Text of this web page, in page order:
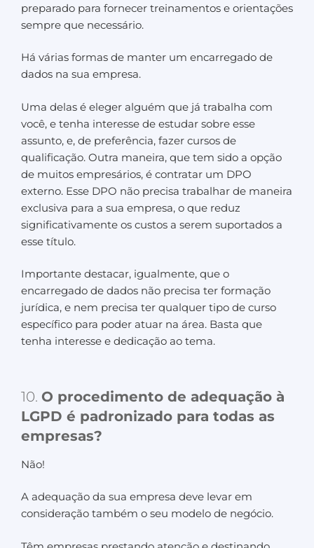
preparado para fornecer treinamentos e orientações
sempre que necessário.
Há várias formas de manter um encarregado de
dados na sua empresa.
Uma delas é eleger alguém que já trabalha com
você, e tenha interesse de estudar sobre esse
assunto, e, de preferência, fazer cursos de
qualificação. Outra maneira, que tem sido a opção
de muitos empresários, é contratar um DPO
externo. Esse DPO não precisa trabalhar de maneira
exclusiva para a sua empresa, o que reduz
significativamente os custos a serem suportados a
esse título.
Importante destacar, igualmente, que o
encarregado de dados não precisa ter formação
jurídica, e nem precisa ter qualquer tipo de curso
específico para poder atuar na área. Basta que
tenha interesse e dedicação ao tema.
10. O procedimento de adequação à
LGPD é padronizado para todas as
empresas?
Não!
A adequação da sua empresa deve levar em
consideração também o seu modelo de negócio.